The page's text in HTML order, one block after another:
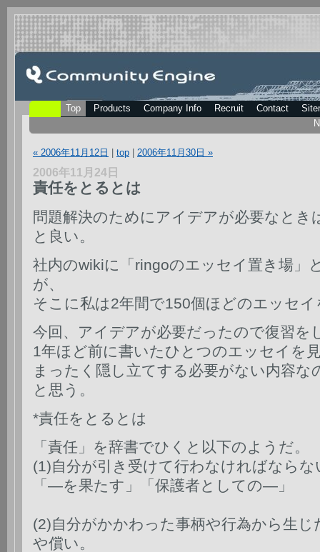
Top Products Company Info Recruit Contact
« 2006年11月12日 top 2006年11月30日 »
2006年11月24日
責任をとるとは
問題解決のためにアイデアが必要なとき
と良い。
社内のwikiに「ringoのエッセイ置き場」
が、
そこに私は2年間で150個ほどのエッセ
今回、アイデアが必要だったので復習を
1年ほど前に書いたひとつのエッセイを
まったく隠し立てする必要がない内容な
と思う。
*責任をとるとは
「責任」を辞書でひくと以下のようだ。
(1)自分が引き受けて行わなければならな
「—を果たす」「保護者としての—」
(2)自分がかかわった事柄や行為から生
や償い。